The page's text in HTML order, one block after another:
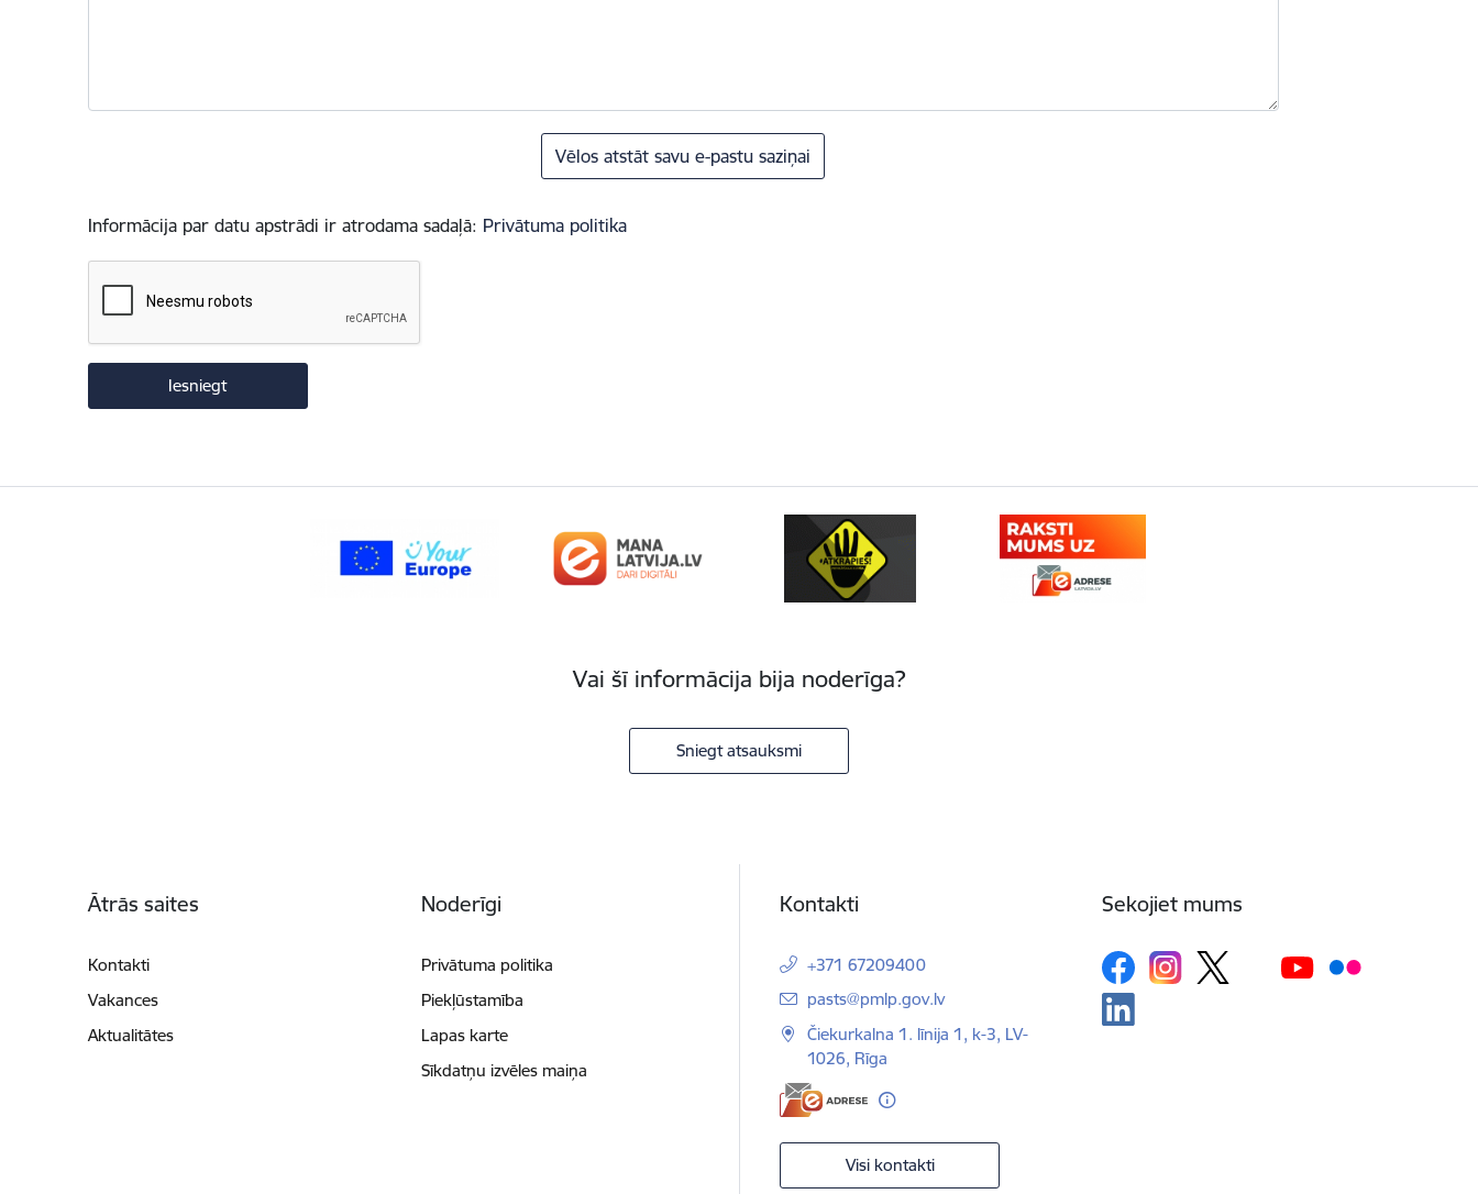
Vēlos atstāt savu e-pastu saziņai
Informācija par datu apstrādi ir atrodama sadaļā: Privātuma politika
Vai šī informācija bija noderīga?
Sniegt atsauksmi
Ātrās saites
Kontakti
Vakances
Aktualitātes
Noderīgi
Privātuma politika
Piekļūstamība
Lapas karte
Sīkdatņu izvēles maiņa
Kontakti
+371 67209400
E-pasts:
pasts@pmlp.gov.lv
Čiekurkalna 1. līnija 1, k-3, LV-
1026, Rīga
Visi kontakti
Sekojiet mums